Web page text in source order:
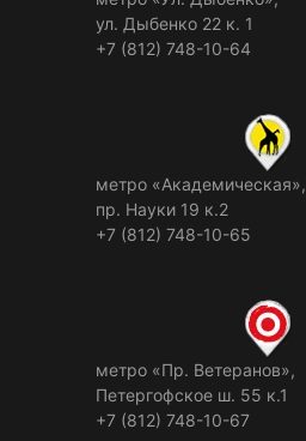
ул. Дыбенко 22 к. 1
+7 (812) 748-10-64
метро «Академическая»,
пр. Науки 19 к.2
+7 (812) 748-10-65
метро «Пр. Ветеранов»,
Петергофское ш. 55 к.1
+7 (812) 748-10-67